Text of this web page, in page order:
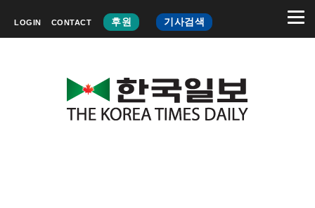
LOGIN CONTACT 후원 기사검색